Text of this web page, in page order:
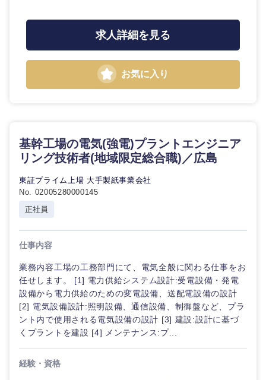
求人詳細を見る
お気に入り
基幹工場の電気(強電)プラントエンジニア
リング技術者(地域限定総合職)／広島
東証プライム上場 大手製紙事業会社
No. 02005280000145
正社員
仕事内容
業務内容工場の工務部門にて、電気全般に関わる仕事をお
任せします。 [1] 電力供給システム設計:受電設備・発電
設備から電力供給のための変電設備、送配電設備の設計
[2] 電気設備設計:照明設備、通信設備、制御盤など、プラ
ント内で使用される電気設備の設計 [3] 建設:設計に基づ
くプラントを建設 [4] メンテナンス:プ...
経験・資格